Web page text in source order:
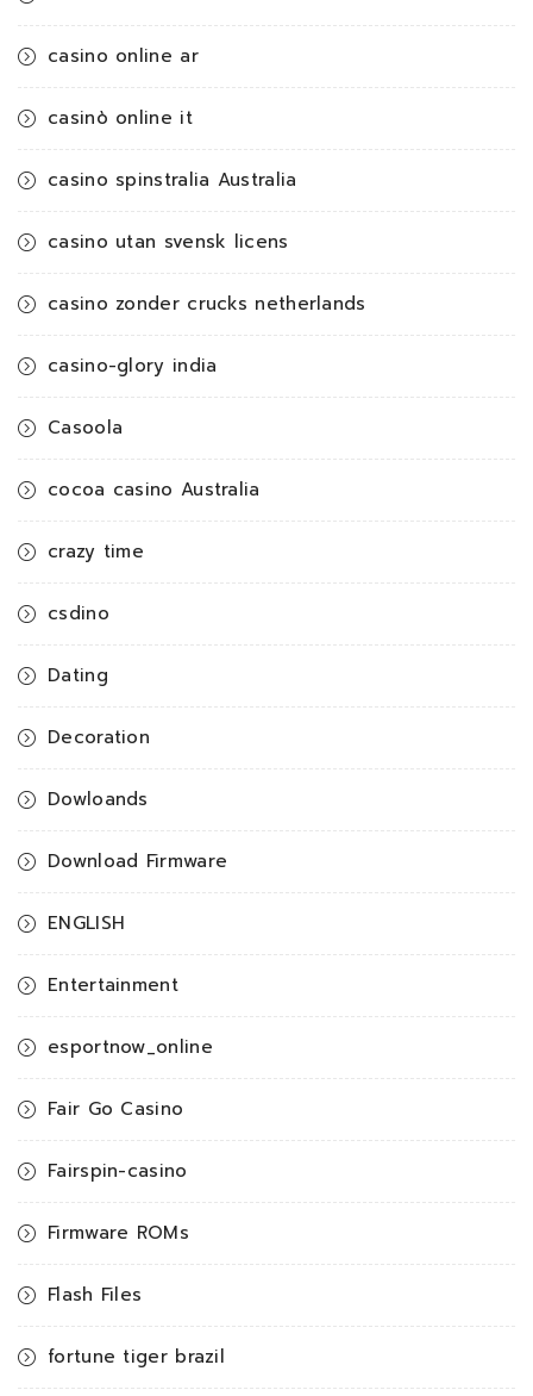
casino online ar
casinò online it
casino spinstralia Australia
casino utan svensk licens
casino zonder crucks netherlands
casino-glory india
Casoola
cocoa casino Australia
crazy time
csdino
Dating
Decoration
Dowloands
Download Firmware
ENGLISH
Entertainment
esportnow_online
Fair Go Casino
Fairspin-casino
Firmware ROMs
Flash Files
fortune tiger brazil